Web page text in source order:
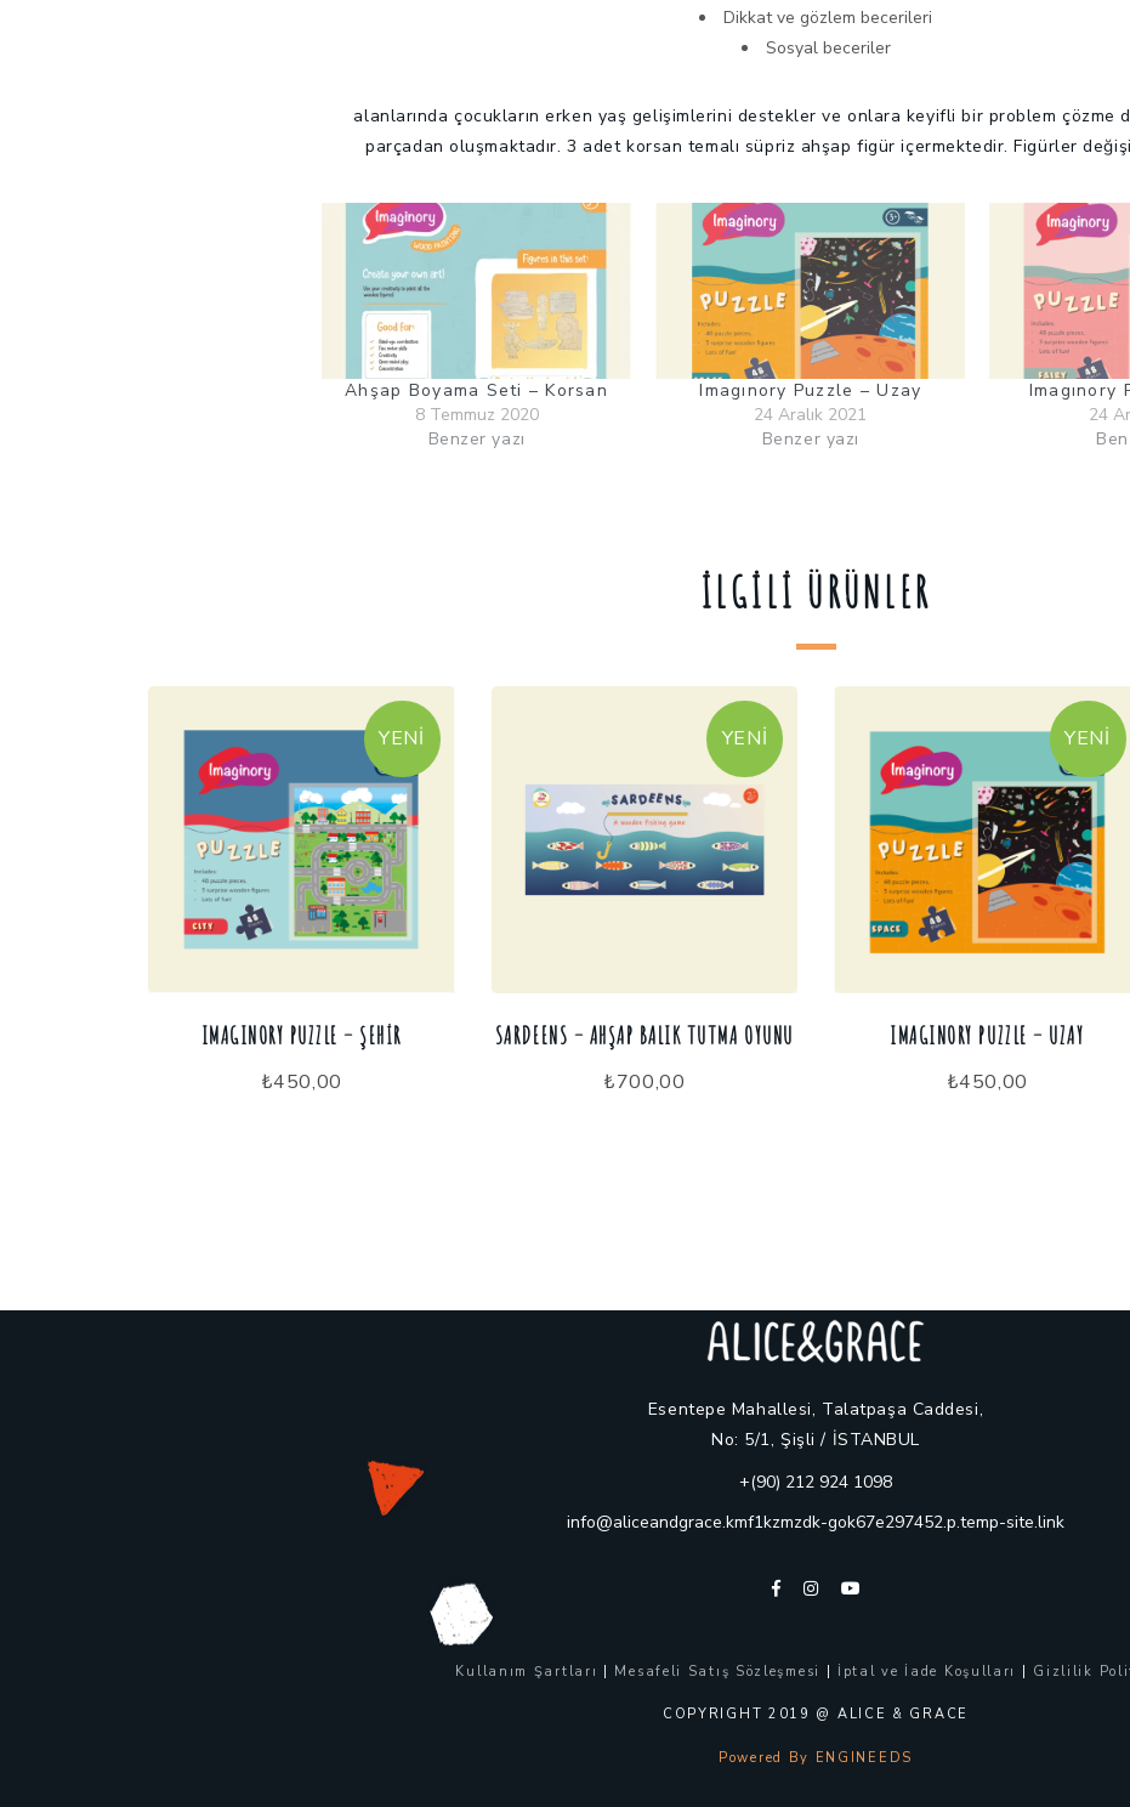
Dikkat ve gözlem becerileri
Sosyal beceriler
alanlarında çocukların erken yaş gelişimlerini destekler ve onlara keyifli bir problem çözme
parçadan oluşmaktadır. 3 adet korsan temalı süpriz ahşap figür içermektedir. Figürler
Ahşap Boyama Seti – Korsan
8 Temmuz 2020
Benzer yazı
Imagınory Puzzle – Uzay
24 Aralık 2021
Benzer yazı
Imagınory
24
İLGILI ÜRÜNLER
YENI
IMAGINORY PUZZLE – ŞEHIR
₺450,00
YENI
SARDEENS – AHŞAP BALIK TUTMA OYUNU
₺700,00
YENI
IMAGINORY PUZZLE – UZAY
₺450,00
Esentepe Mahallesi, Talatpaşa Caddesi,
No: 5/1, Şişli / İSTANBUL
+(90) 212 924 1098
info@aliceandgrace.kmf1kzmzdk-gok67e297452.p.temp-site.link
Kullanım Şartları Mesafeli Satış Sözleşmesi İptal ve İade Koşulları Gizlilik
COPYRIGHT 2019 @ ALICE & GRACE
Powered By ENGINEEDS